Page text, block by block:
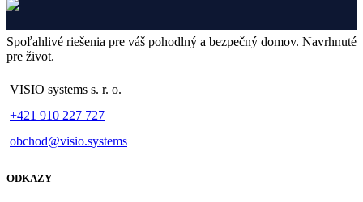
Spoľahlivé riešenia pre váš pohodlný a bezpečný domov. Navrhnuté
pre život.
VISIO systems s. r. o.
+421 910 227 727
obchod@visio.systems
ODKAZY